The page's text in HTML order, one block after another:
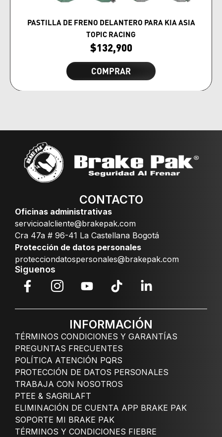
PASTILLA DE FRENO DELANTERO PARA KIA ASIA
TOPIC RACING
$132,900
COMPRAR
CONTACTO
Oficinas administrativas
servicioalcliente@brakepak.com
Cra 47a # 96-41 La Castellana Bogotá
Protección de datos personales
protecciondatospersonales@brakepak.com
Siguenos
INFORMACIÓN
TÉRMINOS CONDICIONES Y GARANTÍAS
PREGUNTAS FRECUENTES
POLÍTICA ATENCIÓN PQRS
PROTECCIÓN DE DATOS PERSONALES
TRABAJA CON NOSOTROS
PTEE & SAGRILAFT
ELIMINACIÓN DE CUENTA APP BRAKE PAK
SOPORTE MI BRAKE PAK
TÉRMINOS Y CONDICIONES FIEBRE